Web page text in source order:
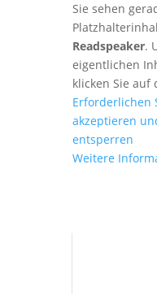
Sie sehen
Readspeaker.
eigentlichen
klicken Sie auf
Erforderlichen
akzeptieren
entsperren
Weitere